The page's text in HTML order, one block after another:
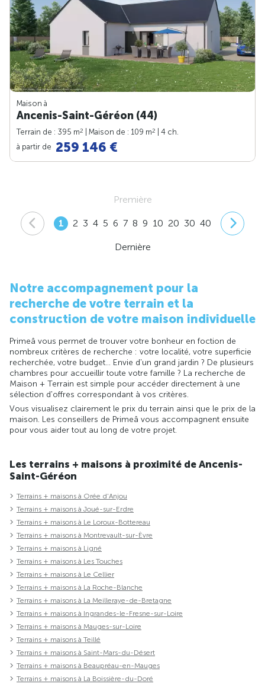
Maison à
Ancenis-Saint-Géréon (44)
Terrain de : 395 m2 | Maison de : 109 m2
| 4 ch.
à partir de 259 146 €
Première
1 2 3 4 5 6 7 8 9 10 20 30 40
Dernière
Notre accompagnement pour la
recherche de votre terrain et la
construction de votre maison individuelle
Primeâ vous permet de trouver votre bonheur en foction de
nombreux critères de recherche : votre localité, votre superficie
recherchée, votre budget... Envie d'un grand jardin ? De plusieurs
chambres pour accueillir toute votre famille ? La recherche de
Maison + Terrain est simple pour accéder directement à une
sélection d'offres correspondant à vos critères.
Vous visualisez clairement le prix du terrain ainsi que le prix de la
maison. Les conseillers de Primeâ vous accompagnent ensuite
pour vous aider tout au long de votre projet.
Les terrains + maisons à proximité de Ancenis-
Saint-Géréon
Terrains + maisons à Orée d'Anjou
Terrains + maisons à Joué-sur-Erdre
Terrains + maisons à Le Loroux-Bottereau
Terrains + maisons à Montrevault-sur-Èvre
Terrains + maisons à Ligné
Terrains + maisons à Les Touches
Terrains + maisons à Le Cellier
Terrains + maisons à La Roche-Blanche
Terrains + maisons à La Meilleraye-de-Bretagne
Terrains + maisons à Ingrandes-le-Fresne-sur-Loire
Terrains + maisons à Mauges-sur-Loire
Terrains + maisons à Teillé
Terrains + maisons à Saint-Mars-du-Désert
Terrains + maisons à Beaupréau-en-Mauges
Terrains + maisons à La Boissière-du-Doré